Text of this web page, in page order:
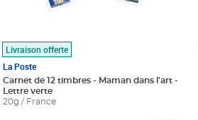
Livraison offerte
La Poste
Carnet de 12 timbres - Maman dans l'art -
Lettre verte
20g / France